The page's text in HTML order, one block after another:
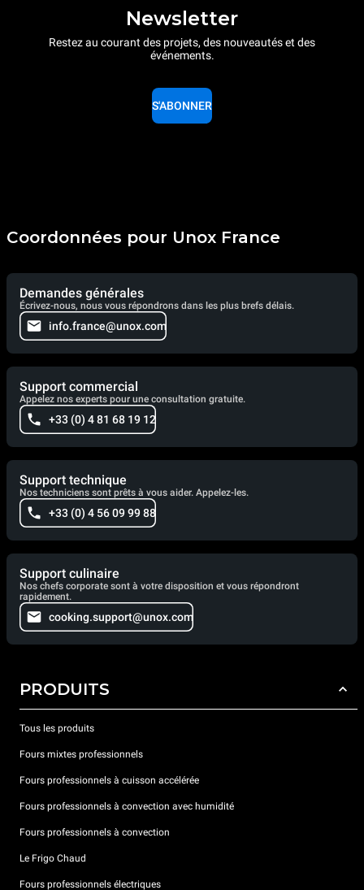
Newsletter
Restez au courant des projets, des nouveautés et des
événements.
S'ABONNER
Coordonnées pour Unox France
Demandes générales
Écrivez-nous, nous vous répondrons dans les plus brefs délais.
info.france@unox.com
Support commercial
Appelez nos experts pour une consultation gratuite.
+33 (0) 4 81 68 19 12
Support technique
Nos techniciens sont prêts à vous aider. Appelez-les.
+33 (0) 4 56 09 99 88
Support culinaire
Nos chefs corporate sont à votre disposition et vous répondront
rapidement.
cooking.support@unox.com
PRODUITS
Tous les produits
Fours mixtes professionnels
Fours professionnels à cuisson accélérée
Fours professionnels à convection avec humidité
Fours professionnels à convection
Le Frigo Chaud
Fours professionnels électriques